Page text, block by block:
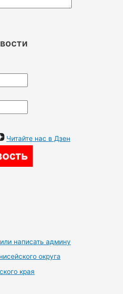
Читайте нас в Дзен
написать админу
округа
края